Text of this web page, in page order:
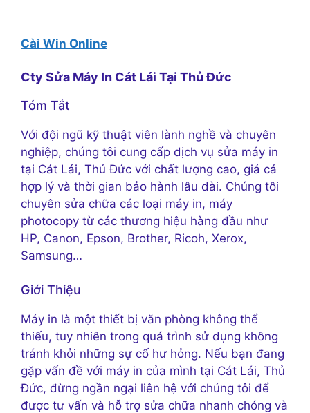
Cài Win Online
Cty Sửa Máy In Cát Lái Tại Thủ Đức
Tóm Tắt
Với đội ngũ kỹ thuật viên lành nghề và chuyên
nghiệp, chúng tôi cung cấp dịch vụ sửa máy in
tại Cát Lái, Thủ Đức với chất lượng cao, giá cả
hợp lý và thời gian bảo hành lâu dài. Chúng tôi
chuyên sửa chữa các loại máy in, máy
photocopy từ các thương hiệu hàng đầu như
HP, Canon, Epson, Brother, Ricoh, Xerox,
Samsung…
Giới Thiệu
Máy in là một thiết bị văn phòng không thể
thiếu, tuy nhiên trong quá trình sử dụng không
tránh khỏi những sự cố hư hỏng. Nếu bạn đang
gặp vấn đề với máy in của mình tại Cát Lái, Thủ
Đức, đừng ngần ngại liên hệ với chúng tôi để
được tư vấn và hỗ trợ sửa chữa nhanh chóng và